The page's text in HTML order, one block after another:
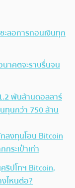
ะลอการถอนเงินทุก
นาคตจะราบรื่นจน
พันล้านดอลลาร์
ทุนกว่า 750 ล้าน
ลงทุนโอน Bitcoin
ระเป๋าเก่า
ริปโทฯ Bitcoin,
งไหนต่อ?